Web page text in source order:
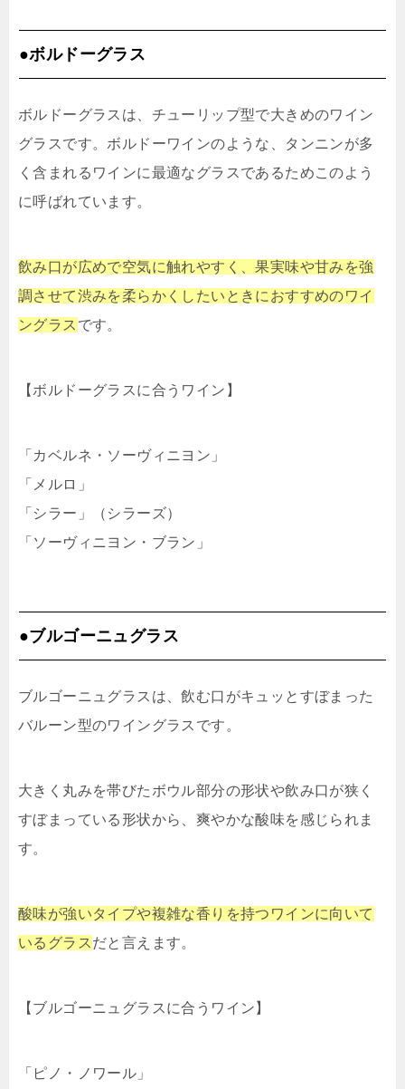
●ボルドーグラス
ボルドーグラスは、チューリップ型で大きめのワイン
グラスです。ボルドーワインのような、タンニンが多
く含まれるワインに最適なグラスであるためこのよう
に呼ばれています。
飲み口が広めで空気に触れやすく、果実味や甘みを強
調させて渋みを柔らかくしたいときにおすすめのワイ
ングラス です。
【ボルドーグラスに合うワイン】
「カベルネ・ソーヴィニヨン」
「メルロ」
「シラー」（シラーズ）
「ソーヴィニヨン・ブラン」
●ブルゴーニュグラス
ブルゴーニュグラスは、飲む口がキュッとすぼまった
バルーン型のワイングラスです。
大きく丸みを帯びたボウル部分の形状や飲み口が狭く
すぼまっている形状から、爽やかな酸味を感じられま
す。
酸味が強いタイプや複雑な香りを持つワインに向いて
いるグラス だと言えます。
【ブルゴーニュグラスに合うワイン】
「ピノ・ノワール」